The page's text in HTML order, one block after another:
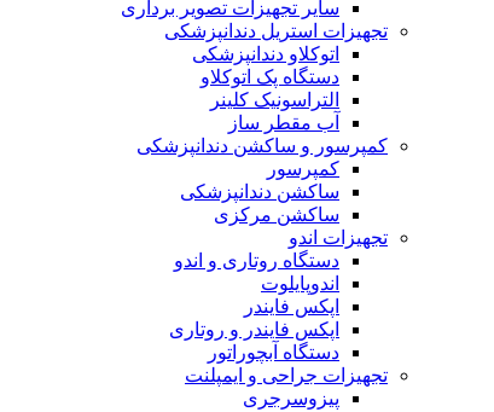
سایر تجهیزات تصویر برداری
تجهیزات استریل دندانپزشکی
اتوکلاو دندانپزشکی
دستگاه پک اتوکلاو
التراسونیک کلینر
آب مقطر ساز
کمپرسور و ساکشن دندانپزشکی
کمپرسور
ساکشن دندانپزشکی
ساکشن مرکزی
تجهیزات اندو
دستگاه روتاری و اندو
اندوپایلوت
اپکس فایندر
اپکس فایندر و روتاری
دستگاه آبچوراتور
تجهیزات جراحی و ایمپلنت
پیزوسرجری